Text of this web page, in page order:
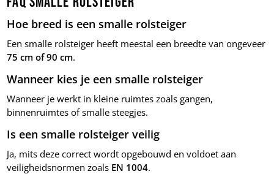
Hoe breed is een smalle rolsteiger
Een smalle rolsteiger heeft meestal een breedte van ongeveer
75 cm of 90 cm.
Wanneer kies je een smalle rolsteiger
Wanneer je werkt in kleine ruimtes zoals gangen,
binnenruimtes of smalle steegjes.
Is een smalle rolsteiger veilig
Ja, mits deze correct wordt opgebouwd en voldoet aan
veiligheidsnormen zoals EN 1004.